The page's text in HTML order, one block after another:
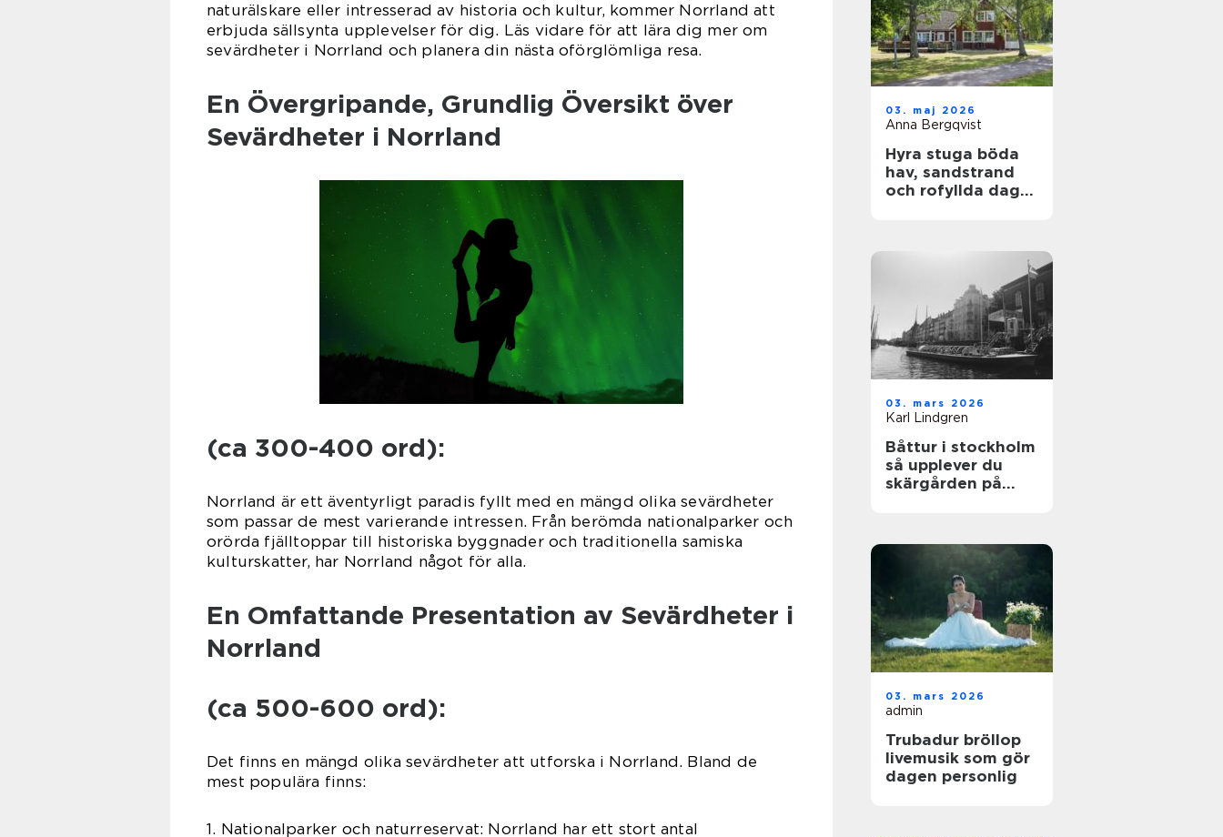
naturälskare eller intresserad av historia och kultur, kommer Norrland att
erbjuda sällsynta upplevelser för dig. Läs vidare för att lära dig mer om
sevärdheter i Norrland och planera din nästa oförglömliga resa.
En Övergripande, Grundlig Översikt över
Sevärdheter i Norrland
(ca 300-400 ord):
Norrland är ett äventyrligt paradis fyllt med en mängd olika sevärdheter
som passar de mest varierande intressen. Från berömda nationalparker och
orörda fjälltoppar till historiska byggnader och traditionella samiska
kulturskatter, har Norrland något för alla.
En Omfattande Presentation av Sevärdheter i
Norrland
(ca 500-600 ord):
Det finns en mängd olika sevärdheter att utforska i Norrland. Bland de
mest populära finns:
1. Nationalparker och naturreservat: Norrland har ett stort antal
03. maj 2026
Anna Bergqvist
Hyra stuga böda
hav, sandstrand
och rofyllda dagar
03. mars 2026
Karl Lindgren
Båttur i stockholm
så upplever du
skärgården på
03. mars 2026
admin
Trubadur bröllop
livemusik som gör
dagen personlig